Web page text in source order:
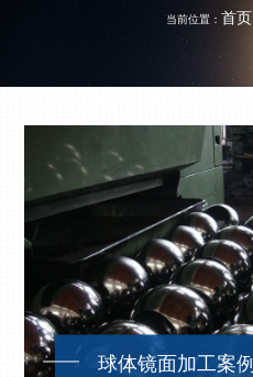
当前位置： 首页
球体镜面加工案例